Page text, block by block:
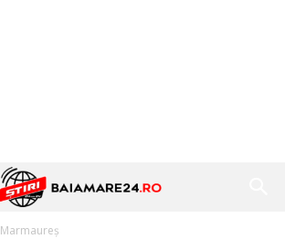
Marmaureș